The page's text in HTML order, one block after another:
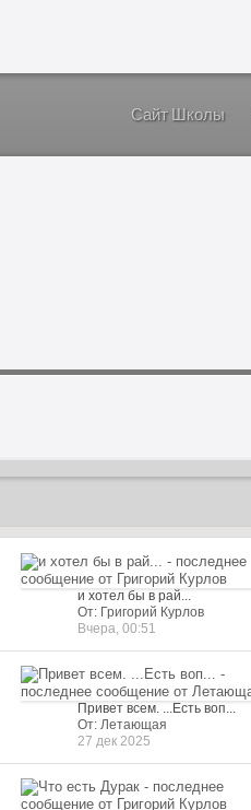
Сайт Школы
и хотел бы в рай...
От: Григорий Курлов
Вчера, 00:51
Привет всем. ...Есть воп...
От: Летающая
27 дек 2025